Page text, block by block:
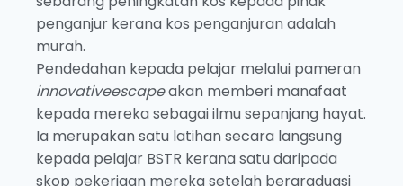
penganjur kerana kos penganjuran adalah
murah.
Pendedahan kepada pelajar melalui pameran
innovativeescapeakan memberi manafaat
kepada mereka sebagai ilmu sepanjang hayat.
Ia merupakan satu latihan secara langsung
kepada pelajar BSTR kerana satu daripada
skop pekerjaan mereka setelah bergraduasi